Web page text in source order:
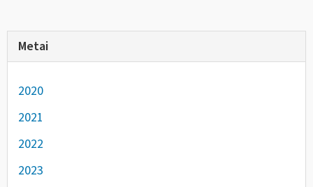
Metai
2020
2021
2022
2023